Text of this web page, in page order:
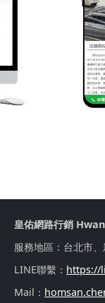
皇佑網路行銷
服務地區：台北市
LINE聯繫： https://
Mail：